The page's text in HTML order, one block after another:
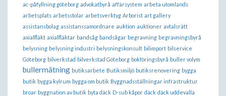
ac-påfyllning göteborg advokatbyrå affärsystem arbeta utomlands
arbetsplats arbetsstolar arbetsverktyg Arborist art gallery
assistansbolag assistanssamordnare auktion auktioner avtalsrätt
axialfläkt axialfläktar bandsåg bandsågar begravning begravningsbyrå
belysning belysning industri belysningskonsult bilimport bilservice
Göteborg bilverkstad bilverkstad Göteborg bokföringsbyrå buller volym
bullermätning butiksarbete Butiksmiljö butiksrenovering bygga
butik bygga kylrum bygga om butik Byggnadsställningar infrastruktur
broar byggnation av butik byta däck D-sub kåpor däck däck uddevalla